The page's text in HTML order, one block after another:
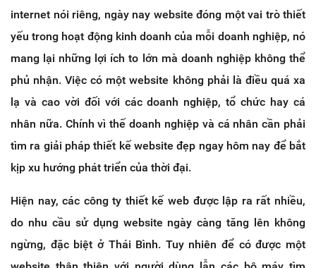
internet nói riêng, ngày nay website đóng một vai trò thiết
yếu trong hoạt động kinh doanh của mỗi doanh nghiệp, nó
mang lại những lợi ích to lớn mà doanh nghiệp không thể
phủ nhận. Việc có một website không phải là điều quá xa
lạ và cao vời đối với các doanh nghiệp, tổ chức hay cá
nhân nữa. Chính vì thế doanh nghiệp và cá nhân cần phải
tìm ra giải pháp thiết kế website đẹp ngay hôm nay để bắt
kịp xu hướng phát triển của thời đại.
Hiện nay, các công ty thiết kế web được lập ra rất nhiều,
do nhu cầu sử dụng website ngày càng tăng lên không
ngừng, đặc biệt ở Thái Bình. Tuy nhiên để có được một